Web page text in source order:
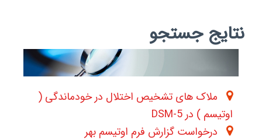
نتایج جستجو
ملاک های تشخیص اختلال در خودماندگی (
اوتیسم ) در DSM-5
درخواست گزارش فرم اوتیسم بهر